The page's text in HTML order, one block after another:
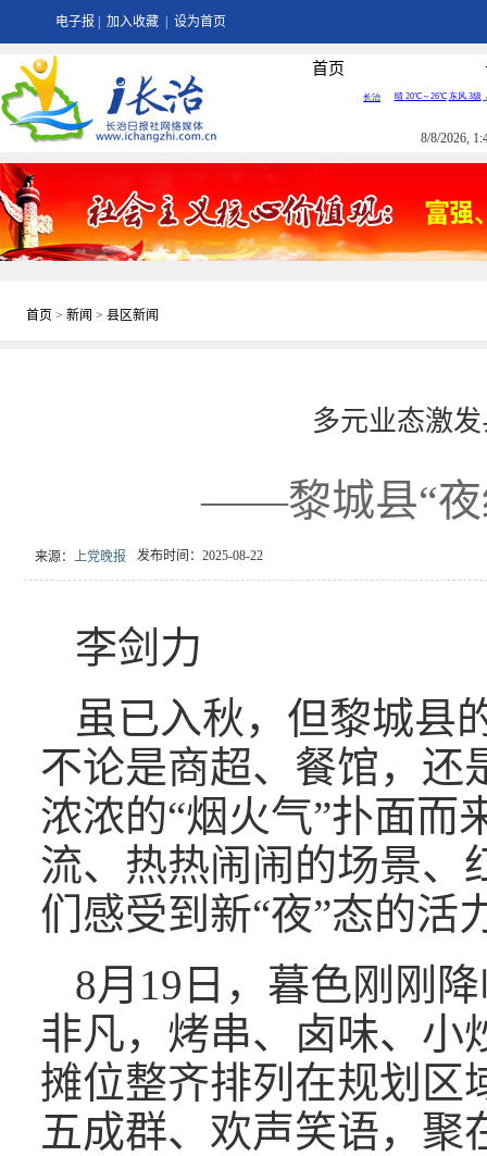
电子报 加入收藏 设为首页
首页
8/8/2026,
首页 > 新闻 > 县区新闻
多元业态激
——黎城县“夜
来源： 上党晚报 发布时间：2025-08-22
李剑力
虽已入秋，但黎城县
不论是商超、餐馆，还
浓浓的“烟火气”扑面而
流、热热闹闹的场景、
们感受到新“夜”态的活
8月19日，暮色刚刚
非凡，烤串、卤味、小
摊位整齐排列在规划区
五成群、欢声笑语，聚